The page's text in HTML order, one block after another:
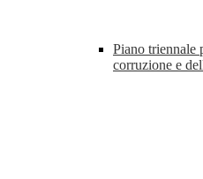
Piano triennale
corruzione e